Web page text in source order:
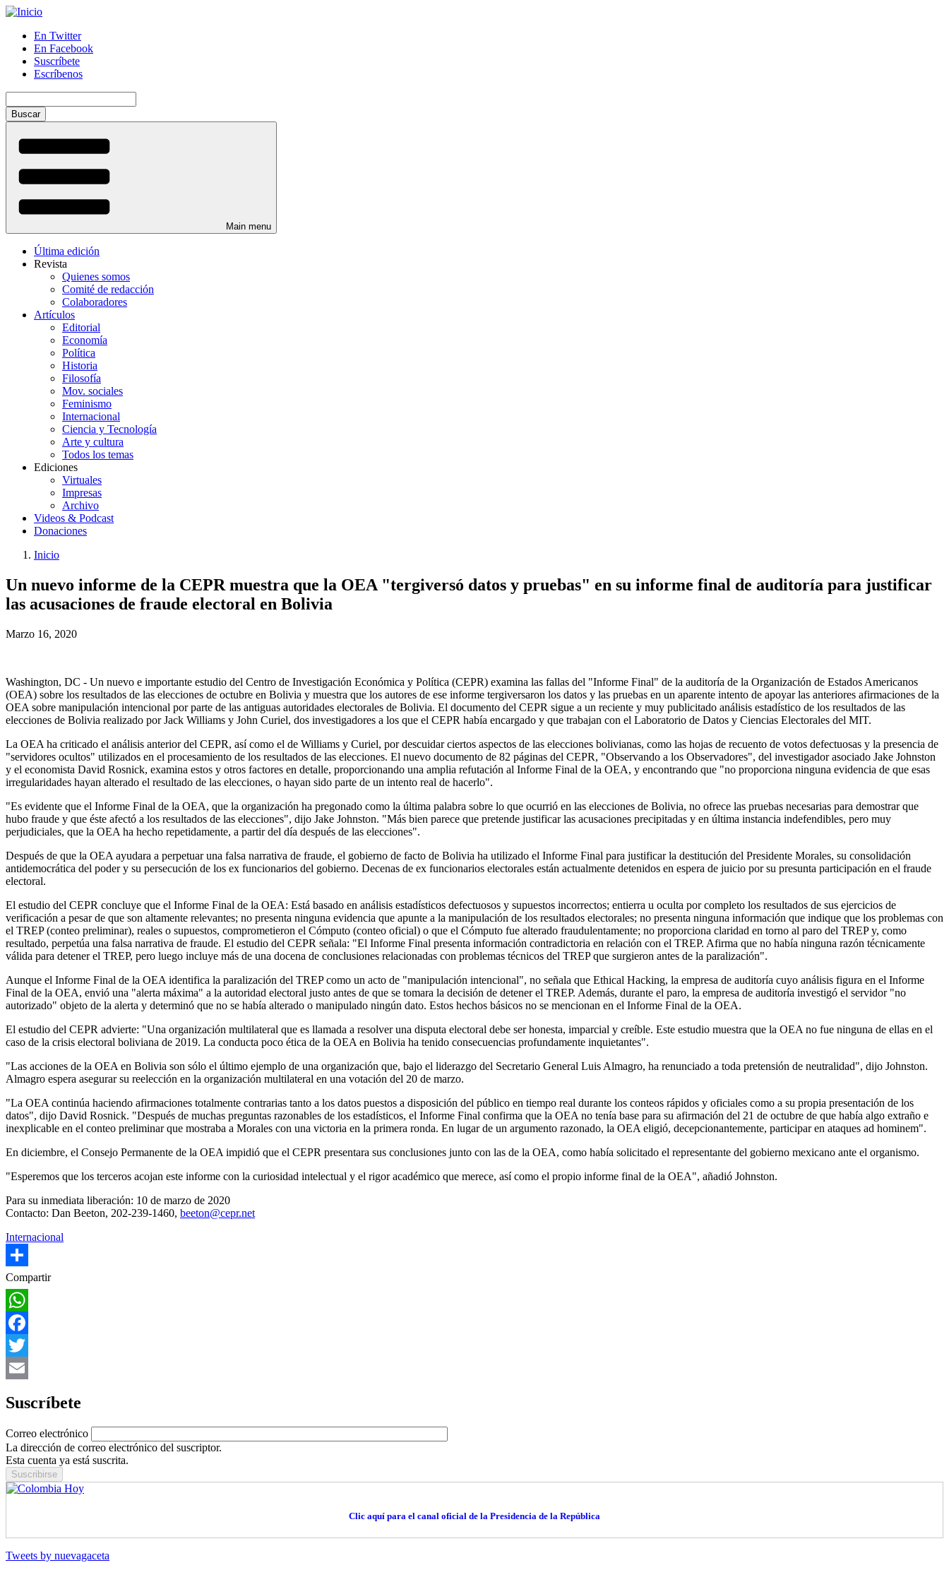
Pasar
contenido
principal
Menú
auxiliar
En Twitter
En Facebook
Suscríbete
Escríbenos
Main menu
Última edición
Revista
Quienes somos
Comité de redacción
Colaboradores
Artículos
Editorial
Economía
Política
Historia
Filosofía
Mov. sociales
Feminismo
Internacional
Ciencia y Tecnología
Arte y cultura
Todos los temas
Ediciones
Virtuales
Impresas
Archivo
Videos & Podcast
Donaciones
de
ayuda
a
are
here:
Inicio
Un nuevo informe de la CEPR muestra que la OEA "tergiversó datos y pruebas" en su informe final de auditoría para justificar
las acusaciones de fraude electoral en Bolivia
Marzo 16, 2020
Washington, DC - Un nuevo e importante estudio del Centro de Investigación Económica y Política (CEPR) examina las fallas del "Informe Final" de la auditoría de la Organización de Estados Americanos
(OEA) sobre los resultados de las elecciones de octubre en Bolivia y muestra que los autores de ese informe tergiversaron los datos y las pruebas en un aparente intento de apoyar las anteriores afirmaciones de la
OEA sobre manipulación intencional por parte de las antiguas autoridades electorales de Bolivia. El documento del CEPR sigue a un reciente y muy publicitado análisis estadístico de los resultados de las
elecciones de Bolivia realizado por Jack Williams y John Curiel, dos investigadores a los que el CEPR había encargado y que trabajan con el Laboratorio de Datos y Ciencias Electorales del MIT.
La OEA ha criticado el análisis anterior del CEPR, así como el de Williams y Curiel, por descuidar ciertos aspectos de las elecciones bolivianas, como las hojas de recuento de votos defectuosas y la presencia de
"servidores ocultos" utilizados en el procesamiento de los resultados de las elecciones. El nuevo documento de 82 páginas del CEPR, "Observando a los Observadores", del investigador asociado Jake Johnston
y el economista David Rosnick, examina estos y otros factores en detalle, proporcionando una amplia refutación al Informe Final de la OEA, y encontrando que "no proporciona ninguna evidencia de que esas
irregularidades hayan alterado el resultado de las elecciones, o hayan sido parte de un intento real de hacerlo".
"Es evidente que el Informe Final de la OEA, que la organización ha pregonado como la última palabra sobre lo que ocurrió en las elecciones de Bolivia, no ofrece las pruebas necesarias para demostrar que
hubo fraude y que éste afectó a los resultados de las elecciones", dijo Jake Johnston. "Más bien parece que pretende justificar las acusaciones precipitadas y en última instancia indefendibles, pero muy
perjudiciales, que la OEA ha hecho repetidamente, a partir del día después de las elecciones".
Después de que la OEA ayudara a perpetuar una falsa narrativa de fraude, el gobierno de facto de Bolivia ha utilizado el Informe Final para justificar la destitución del Presidente Morales, su consolidación
antidemocrática del poder y su persecución de los ex funcionarios del gobierno. Decenas de ex funcionarios electorales están actualmente detenidos en espera de juicio por su presunta participación en el fraude
electoral.
El estudio del CEPR concluye que el Informe Final de la OEA: Está basado en análisis estadísticos defectuosos y supuestos incorrectos; entierra u oculta por completo los resultados de sus ejercicios de
verificación a pesar de que son altamente relevantes; no presenta ninguna evidencia que apunte a la manipulación de los resultados electorales; no presenta ninguna información que indique que los problemas con
el TREP (conteo preliminar), reales o supuestos, comprometieron el Cómputo (conteo oficial) o que el Cómputo fue alterado fraudulentamente; no proporciona claridad en torno al paro del TREP y, como
resultado, perpetúa una falsa narrativa de fraude. El estudio del CEPR señala: "El Informe Final presenta información contradictoria en relación con el TREP. Afirma que no había ninguna razón técnicamente
válida para detener el TREP, pero luego incluye más de una docena de conclusiones relacionadas con problemas técnicos del TREP que surgieron antes de la paralización".
Aunque el Informe Final de la OEA identifica la paralización del TREP como un acto de "manipulación intencional", no señala que Ethical Hacking, la empresa de auditoría cuyo análisis figura en el Informe
Final de la OEA, envió una "alerta máxima" a la autoridad electoral justo antes de que se tomara la decisión de detener el TREP. Además, durante el paro, la empresa de auditoría investigó el servidor "no
autorizado" objeto de la alerta y determinó que no se había alterado o manipulado ningún dato. Estos hechos básicos no se mencionan en el Informe Final de la OEA.
El estudio del CEPR advierte: "Una organización multilateral que es llamada a resolver una disputa electoral debe ser honesta, imparcial y creíble. Este estudio muestra que la OEA no fue ninguna de ellas en el
caso de la crisis electoral boliviana de 2019. La conducta poco ética de la OEA en Bolivia ha tenido consecuencias profundamente inquietantes".
"Las acciones de la OEA en Bolivia son sólo el último ejemplo de una organización que, bajo el liderazgo del Secretario General Luis Almagro, ha renunciado a toda pretensión de neutralidad", dijo Johnston.
Almagro espera asegurar su reelección en la organización multilateral en una votación del 20 de marzo.
"La OEA continúa haciendo afirmaciones totalmente contrarias tanto a los datos puestos a disposición del público en tiempo real durante los conteos rápidos y oficiales como a su propia presentación de los
datos", dijo David Rosnick. "Después de muchas preguntas razonables de los estadísticos, el Informe Final confirma que la OEA no tenía base para su afirmación del 21 de octubre de que había algo extraño e
inexplicable en el conteo preliminar que mostraba a Morales con una victoria en la primera ronda. En lugar de un argumento razonado, la OEA eligió, decepcionantemente, participar en ataques ad hominem".
En diciembre, el Consejo Permanente de la OEA impidió que el CEPR presentara sus conclusiones junto con las de la OEA, como había solicitado el representante del gobierno mexicano ante el organismo.
"Esperemos que los terceros acojan este informe con la curiosidad intelectual y el rigor académico que merece, así como el propio informe final de la OEA", añadió Johnston.
Para su inmediata liberación: 10 de marzo de 2020
Contacto: Dan Beeton, 202-239-1460, beeton@cepr.net
Internacional
Share
Compartir
WhatsApp
Facebook
Twitter
Suscríbete
Correo electrónico
La dirección de correo electrónico del suscriptor.
Esta cuenta ya está suscrita.
Clic aquí para el canal oficial de la Presidencia de la República
Tweets by nuevagaceta